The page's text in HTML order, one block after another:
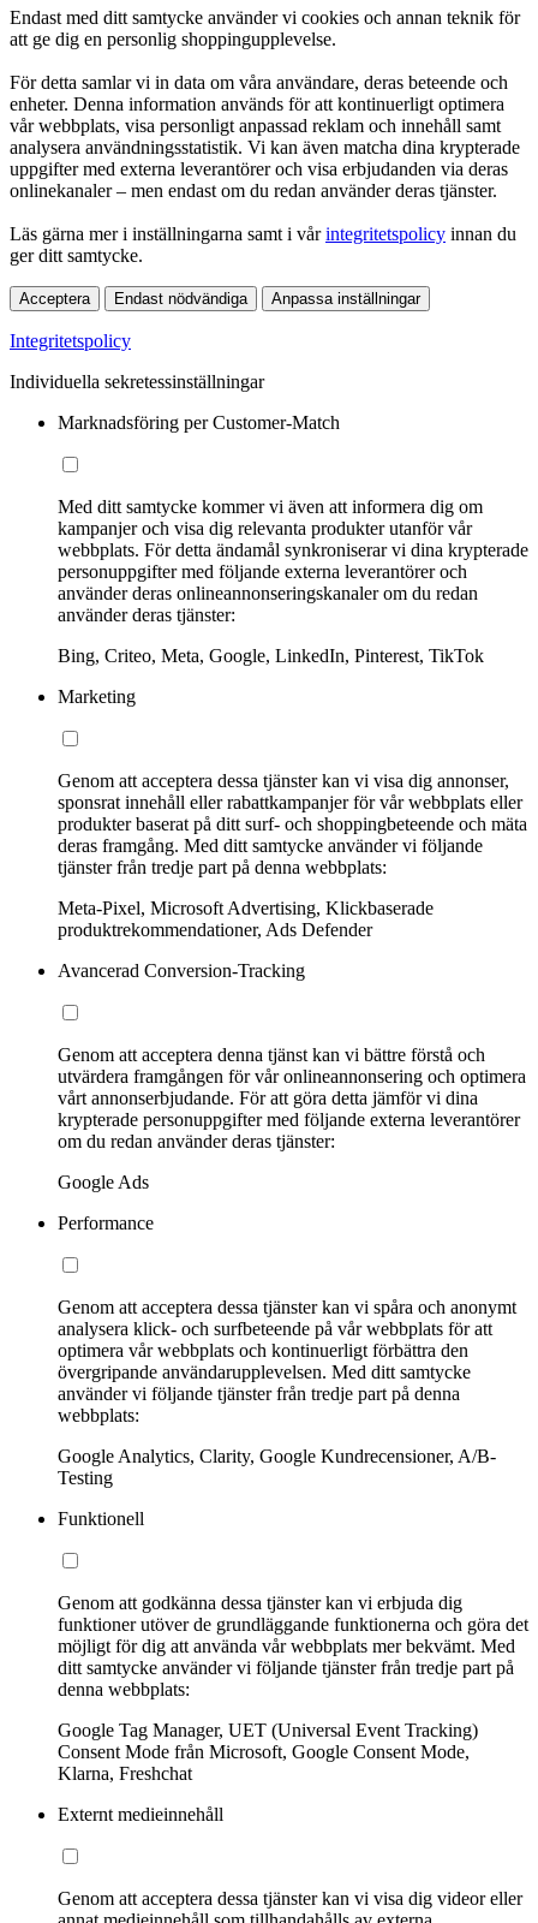
Endast med ditt samtycke använder vi cookies och annan teknik för
att ge dig en personlig shoppingupplevelse.
För detta samlar vi in data om våra användare, deras beteende och
enheter. Denna information används för att kontinuerligt optimera
vår webbplats, visa personligt anpassad reklam och innehåll samt
analysera användningsstatistik. Vi kan även matcha dina krypterade
uppgifter med externa leverantörer och visa erbjudanden via deras
onlinekanaler – men endast om du redan använder deras tjänster.
Läs gärna mer i inställningarna samt i vårintegritetspolicy innan du
ger ditt samtycke.
Acceptera Endast nödvändiga Anpassa inställningar
Integritetspolicy
Individuella sekretessinställningar
Marknadsföring per Customer-Match
Med ditt samtycke kommer vi även att informera dig om
kampanjer och visa dig relevanta produkter utanför vår
webbplats. För detta ändamål synkroniserar vi dina krypterade
personuppgifter med följande externa leverantörer och
använder deras onlineannonseringskanaler om du redan
använder deras tjänster:
Bing, Criteo, Meta, Google, LinkedIn, Pinterest, TikTok
Marketing
Genom att acceptera dessa tjänster kan vi visa dig annonser,
sponsrat innehåll eller rabattkampanjer för vår webbplats eller
produkter baserat på ditt surf- och shoppingbeteende och mäta
deras framgång. Med ditt samtycke använder vi följande
tjänster från tredje part på denna webbplats:
Meta-Pixel, Microsoft Advertising, Klickbaserade
produktrekommendationer, Ads Defender
Avancerad Conversion-Tracking
Genom att acceptera denna tjänst kan vi bättre förstå och
utvärdera framgången för vår onlineannonsering och optimera
vårt annonserbjudande. För att göra detta jämför vi dina
krypterade personuppgifter med följande externa leverantörer
om du redan använder deras tjänster:
Google Ads
Performance
Genom att acceptera dessa tjänster kan vi spåra och anonymt
analysera klick- och surfbeteende på vår webbplats för att
optimera vår webbplats och kontinuerligt förbättra den
övergripande användarupplevelsen. Med ditt samtycke
använder vi följande tjänster från tredje part på denna
webbplats:
Google Analytics, Clarity, Google Kundrecensioner, A/B-
Testing
Funktionell
Genom att godkänna dessa tjänster kan vi erbjuda dig
funktioner utöver de grundläggande funktionerna och göra det
möjligt för dig att använda vår webbplats mer bekvämt. Med
ditt samtycke använder vi följande tjänster från tredje part på
denna webbplats:
Google Tag Manager, UET (Universal Event Tracking)
Consent Mode från Microsoft, Google Consent Mode,
Klarna, Freshchat
Externt medieinnehåll
Genom att acceptera dessa tjänster kan vi visa dig videor eller